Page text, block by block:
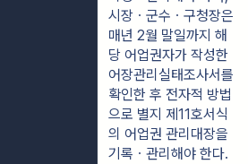
시장ㆍ군수ㆍ구청장은
매년 2월 말일까지 해
당 어업권자가 작성한
어장관리실태조사서를
확인한 후 전자적 방법
으로 별지 제11호서식
의 어업권 관리대장을
기록ㆍ관리해야 한다.